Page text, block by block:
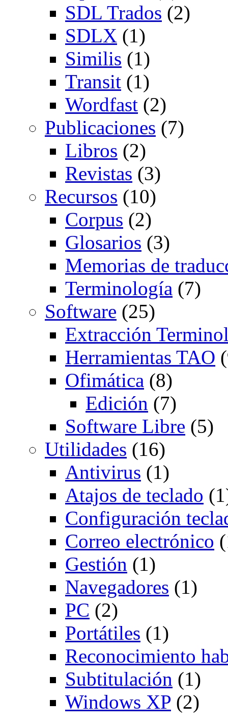
SDL Trados (2)
SDLX (1)
Similis (1)
Transit (1)
Wordfast (2)
Publicaciones (7)
Libros (2)
Revistas (3)
Recursos (10)
Corpus (2)
Glosarios (3)
Memorias de
Terminología (7)
Software (25)
Extracción
Herramientas TAO
Ofimática (8)
Edición (7)
Software Libre (5)
Utilidades (16)
Antivirus (1)
Atajos de teclado
Configuración
Correo electrónico
Gestión (1)
Navegadores (1)
PC (2)
Portátiles (1)
Reconocimiento
Subtitulación (1)
Windows XP (2)